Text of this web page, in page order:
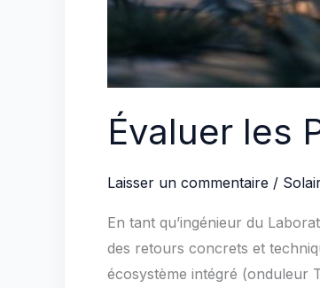
Évaluer les
Laisser un commentaire /
En tant qu’ingénieur du
des retours concrets et
écosystème intégré (onduleur